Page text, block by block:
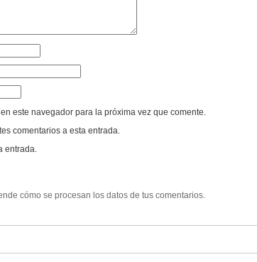
este navegador para la próxima vez que comente.
comentarios a esta entrada.
entrada.
cómo se procesan los datos de tus comentarios.